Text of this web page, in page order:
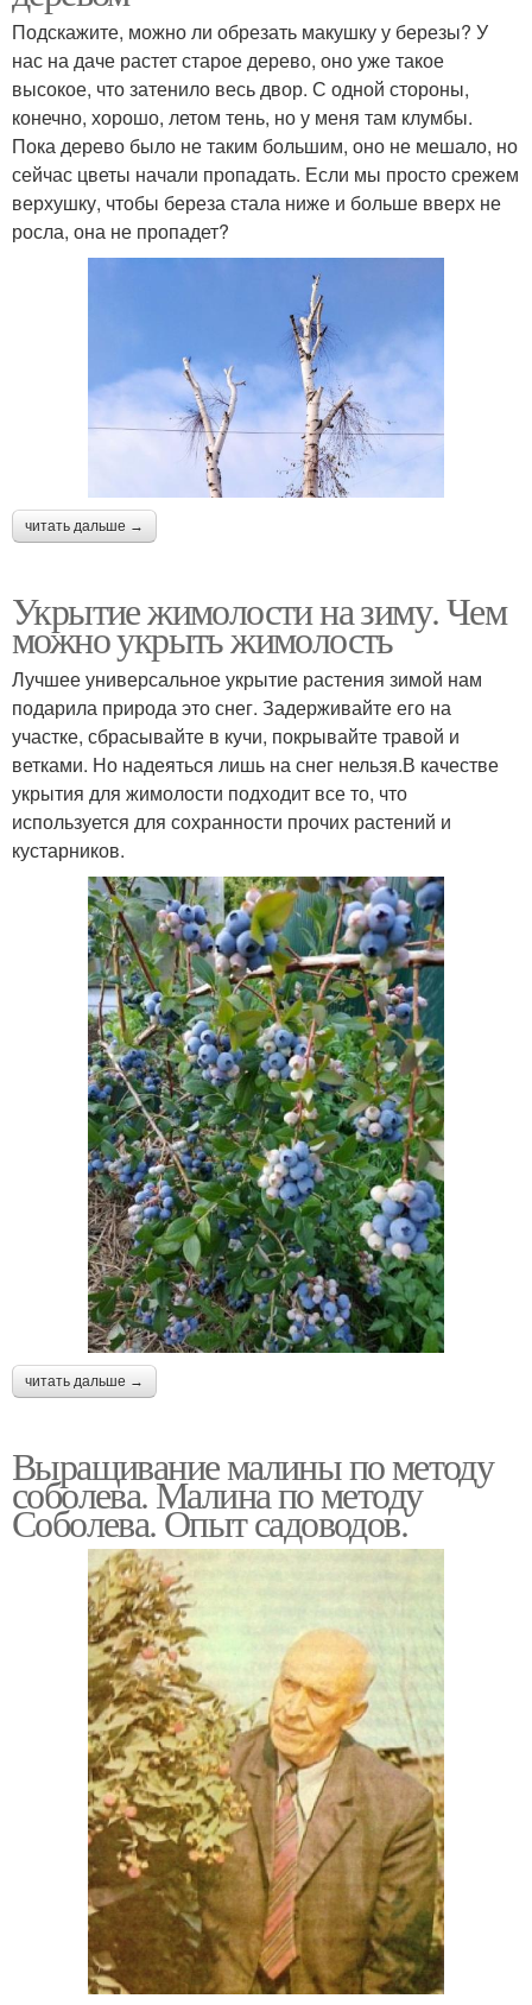
Подскажите, можно ли обрезать макушку у березы? У
нас на даче растет старое дерево, оно уже такое
высокое, что затенило весь двор. С одной стороны,
конечно, хорошо, летом тень, но у меня там клумбы.
Пока дерево было не таким большим, оно не мешало, но
сейчас цветы начали пропадать. Если мы просто срежем
верхушку, чтобы береза стала ниже и больше вверх не
росла, она не пропадет?
читать дальше →
Укрытие жимолости на зиму. Чем
можно укрыть жимолость
Лучшее универсальное укрытие растения зимой нам
подарила природа это снег. Задерживайте его на
участке, сбрасывайте в кучи, покрывайте травой и
ветками. Но надеяться лишь на снег нельзя.В качестве
укрытия для жимолости подходит все то, что
используется для сохранности прочих растений и
кустарников.
читать дальше →
Выращивание малины по методу
соболева. Малина по методу
Соболева. Опыт садоводов.